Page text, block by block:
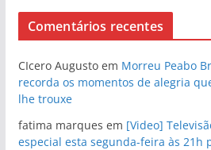
Comentários recentes
CIcero Augustoem Morreu Peabo
recorda os momentos de alegria
lhe trouxe
fatima marques em [Video]
especial esta segunda-feira às 21h